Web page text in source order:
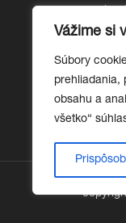
Vážime si
Súbory
prehliadania,
obsahu a
všetko“